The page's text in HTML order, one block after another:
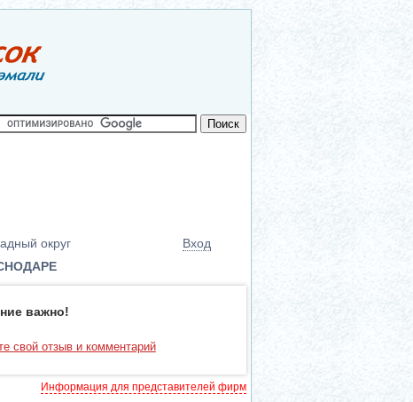
округ
Вход
важно!
свой отзыв и комментарий
Информация для представителей фирм